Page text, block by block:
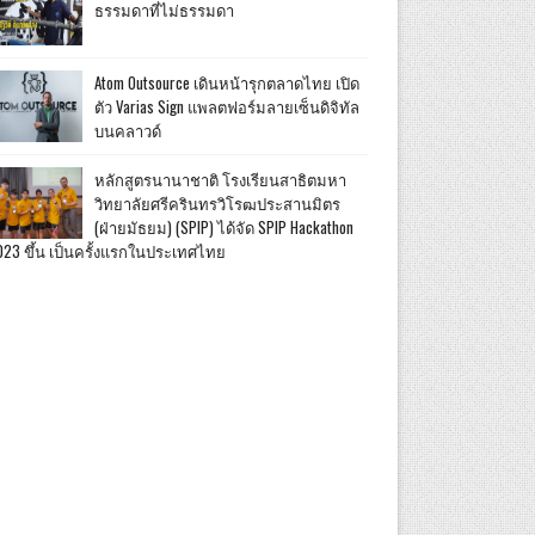
ธรรมดาที่ไม่ธรรมดา
Atom Outsource เดินหน้ารุกตลาดไทย เปิด
ตัว Varias Sign แพลตฟอร์มลายเซ็นดิจิทัล
บนคลาวด์
หลักสูตรนานาชาติ โรงเรียนสาธิตมหา
วิทยาลัยศรีครินทรวิโรฒประสานมิตร
(ฝ่ายมัธยม) (SPIP) ได้จัด SPIP Hackathon
ขึ้น เป็นครั้งแรกในประเทศไทย